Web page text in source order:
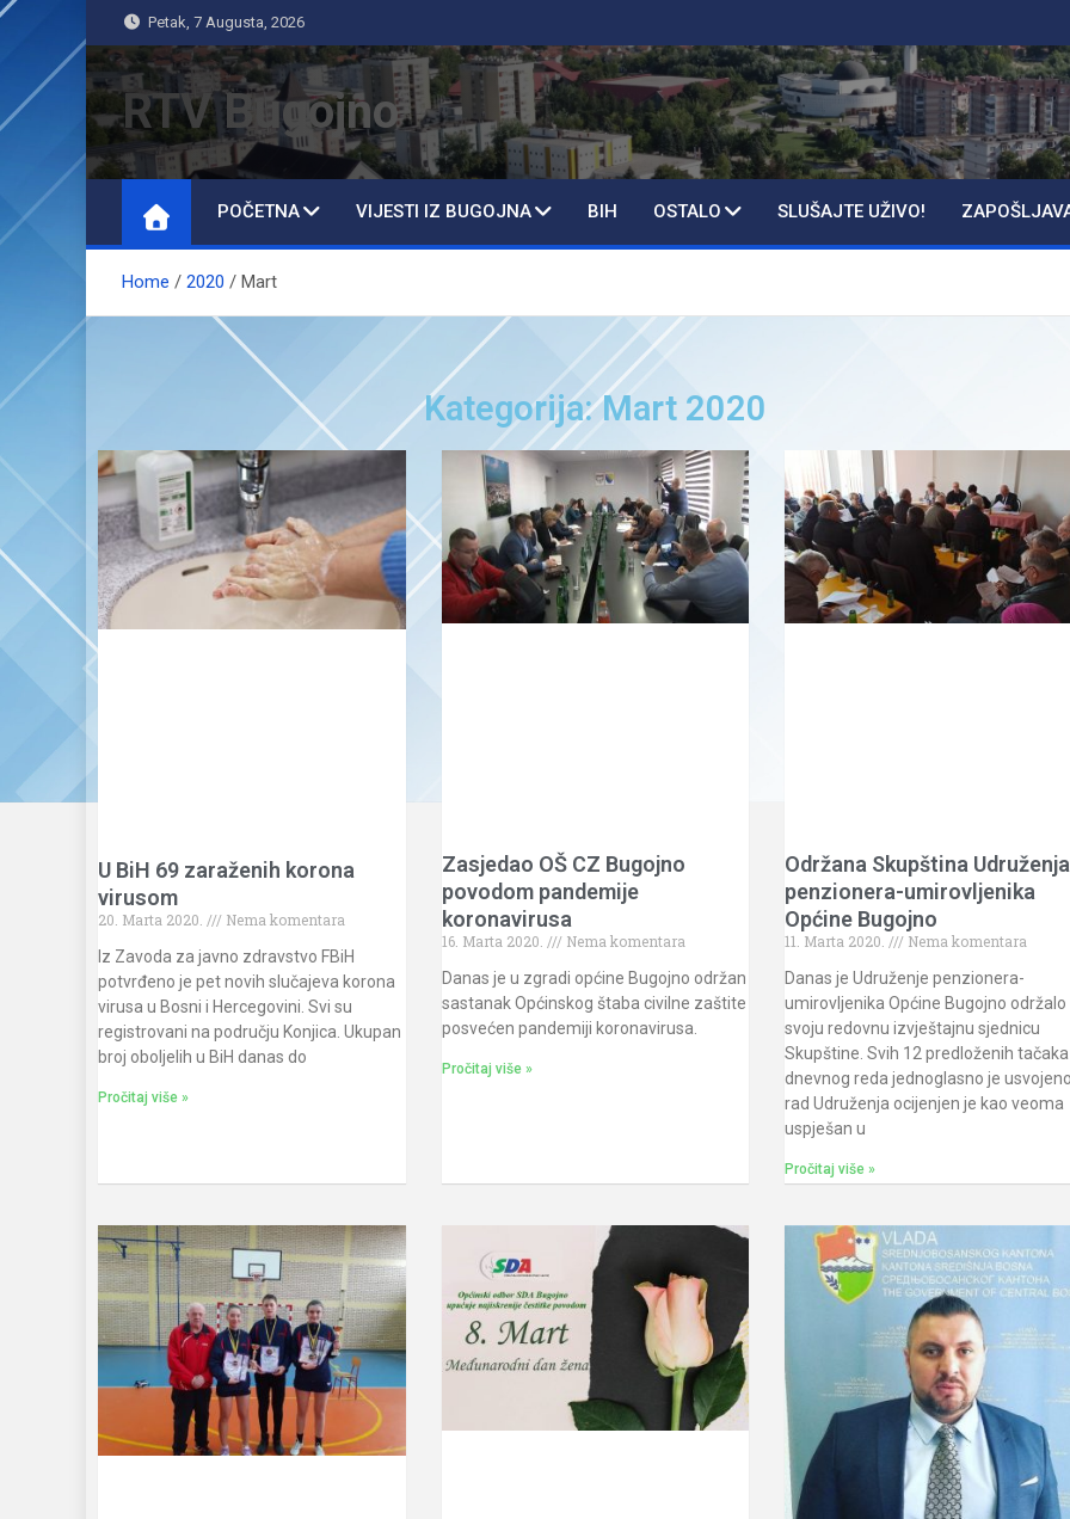
Petak, 7 Augusta, 2026
RTV Bugojno
POČETNA VIJESTI IZ BUGOJNA BIH OSTALO SLUŠAJTE UŽIVO!
Home 2020 Mart
Kategorija: Mart 2020
U BiH 69 zaraženih korona
virusom
20. Marta 2020.
Nema komentara
Iz Zavoda za javno zdravstvo FBiH
potvrđeno je pet novih slučajeva korona
virusa u Bosni i Hercegovini. Svi su
registrovani na području Konjica. Ukupan
broj oboljelih u BiH danas do
Pročitaj više »
Zasjedao OŠ CZ Bugojno
povodom pandemije
koronavirusa
16. Marta 2020.
Nema komentara
Danas je u zgradi općine Bugojno održan
sastanak Općinskog štaba civilne zaštite
posvećen pandemiji koronavirusa.
Pročitaj više »
Održana Skupština Udruženja
penzionera-umirovljenika
Općine Bugojno
11. Marta 2020.
Nema komentara
Danas je Udruženje penzionera-
umirovljenika Općine Bugojno održalo
svoju redovnu izvještajnu sjednicu
Skupštine. Svih 12 predloženih tačaka
dnevnog reda jednoglasno je
rad Udruženja ocijenjen je kao veoma
uspješan u
Pročitaj više »